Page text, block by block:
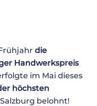
die
Handwerkspreis
im Mai dieses
höchsten
belohnt!